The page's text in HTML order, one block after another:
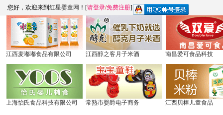
您好，欢迎来到 红星婴童网 ！[请登录/免费注册]
江西麦嘟嘟食品有限公司 江西醇之客月子米酒 南昌爱可食品科技
上海怡氏食品科技有限公司 常熟市婴爵电子商务 江西贝棒儿童食品